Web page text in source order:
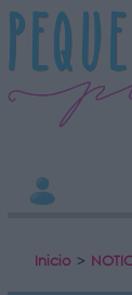
Inicio >
Responsable:
Finalidad:
Datos tratados:
Información